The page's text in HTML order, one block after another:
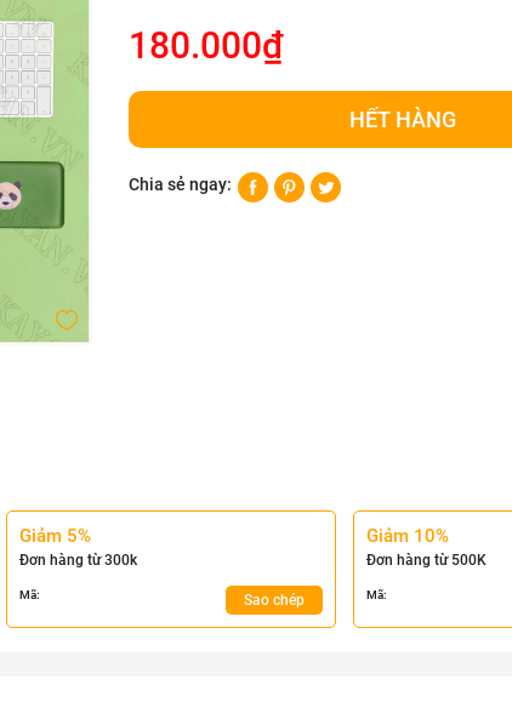
180.000₫
HẾT HÀNG
Chia sẻ ngay:
Giảm 5%
Đơn hàng từ 300k
Mã: Sao chép
Giảm 10%
Đơn hàng từ 500K
Mã: